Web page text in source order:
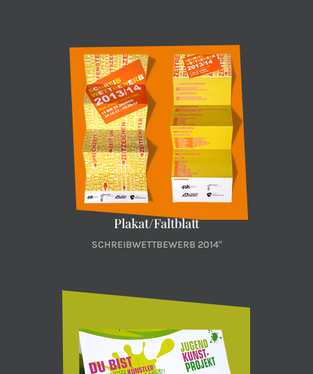
Plakat/Faltblatt
SCHREIBWETTBEWERB 2014"